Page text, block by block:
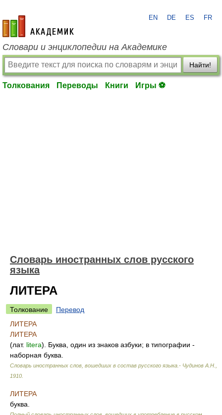
academic.ru
EN DE ES FR
Словари и энциклопедии на Академике
Найти!
Толкования Переводы Книги Игры ⚽
Словарь иностранных слов русского
языка
ЛИТЕРА
Толкование
Перевод
ЛИТЕРА
ЛИТЕРА
(лат. litera). Буква, один из знаков азбуки; в типографии -
наборная буква.
Словарь иностранных слов, вошедших в состав русского языка.- Чудинов А.Н.
1910
ЛИТЕРА
буква.